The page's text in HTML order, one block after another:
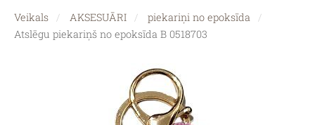
Veikals AKSESUĀRI
piekariņi no epoksīda
Atslēgu piekariņš no epoksīda B 0518703